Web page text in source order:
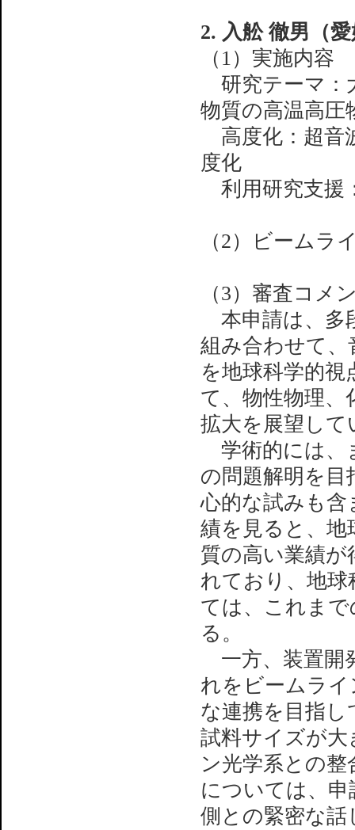
2. 入舩 徹男（
（1）実施内容
研究テーマ：
物質の高温高圧
高度化：超音
度化
利用研究支援
（2）ビームラ
（3）審査コメ
本申請は、多
組み合わせて、
を地球科学的
て、物性物理、
拡大を展望し
学術的には、
の問題解明を
心的な試みも
績を見ると、地
質の高い業績
れており、地
ては、これま
る。
一方、装置開
れをビームラ
な連携を目指
試料サイズが
ン光学系との
については、
側との緊密な